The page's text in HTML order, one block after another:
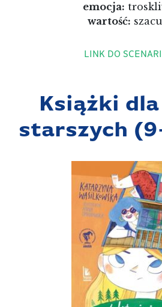
emocja:
wartość:
LINK DO
Książki
starszych (